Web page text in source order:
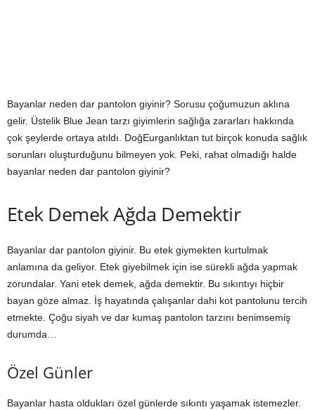
Bayanlar neden dar pantolon giyinir? Sorusu çoğumuzun aklına
gelir. Üstelik Blue Jean tarzı giyimlerin sağlığa zararları hakkında
çok şeylerde ortaya atıldı. DoğEurganlıktan tut birçok konuda sağlık
sorunları oluşturduğunu bilmeyen yok. Peki, rahat olmadığı halde
bayanlar neden dar pantolon giyinir?
Etek Demek Ağda Demektir
Bayanlar dar pantolon giyinir. Bu etek giymekten kurtulmak
anlamına da geliyor. Etek giyebilmek için ise sürekli ağda yapmak
zorundalar. Yani etek demek, ağda demektir. Bu sıkıntıyı hiçbir
bayan göze almaz. İş hayatında çalışanlar dahi kot pantolunu tercih
etmekte. Çoğu siyah ve dar kumaş pantolon tarzını benimsemiş
durumda…
Özel Günler
Bayanlar hasta oldukları özel günlerde sıkıntı yaşamak istemezler.